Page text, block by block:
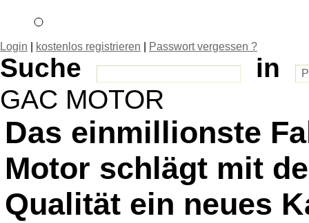
Login kostenlos registrieren Passwort vergessen ?
Suche
in
GAC MOTOR
Das einmillionste
Motor schlägt mit
Qualität ein neues